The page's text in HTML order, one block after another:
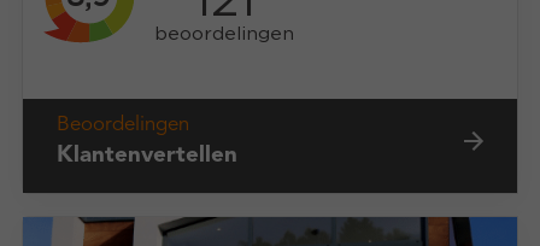
Beoordelingen
Klantenvertellen